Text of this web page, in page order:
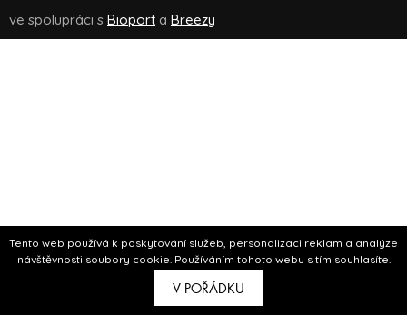
Tento web používá k poskytování služeb, personalizaci reklam a analýze
návštěvnosti soubory cookie. Používáním tohoto webu s tím souhlasíte.
V POŘÁDKU
ve spolupráci s Bioport a Breezy